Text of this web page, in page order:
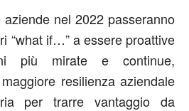
nel 2022 passeranno
“what if…” a essere proattive
più mirate e continue,
resilienza aziendale
per trarre vantaggio da